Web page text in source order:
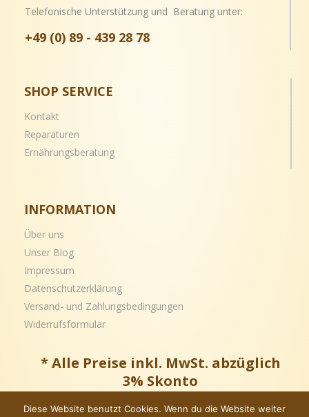
Telefonische Unterstützung und Beratung unter:
+49 (0) 89 - 439 28 78
SHOP SERVICE
Kontakt
Reparaturen
Ernährungsberatung
INFORMATION
Über uns
Unser Blog
Impressum
Datenschutzerklärung
Versand- und Zahlungsbedingungen
Widerrufsformular
* Alle Preise inkl. MwSt. abzüglich
3% Skonto
Diese Website benutzt Cookies. Wenn du die Website weiter